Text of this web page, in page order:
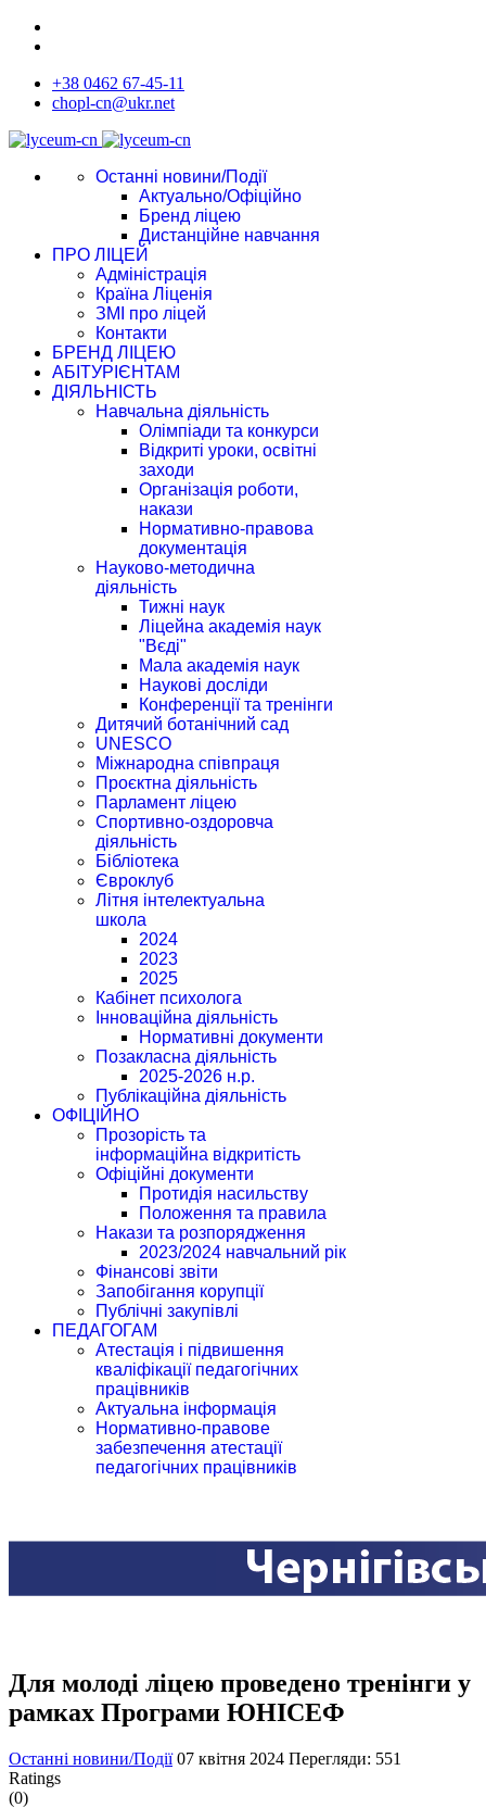
+38 0462 67-45-11
chopl-cn@ukr.net
Останні новини/Події
Актуально/Офіційно
Бренд ліцею
Дистанційне навчання
ПРО ЛІЦЕЙ
Адміністрація
Країна Ліценія
ЗМІ про ліцей
Контакти
БРЕНД ЛІЦЕЮ
АБІТУРІЄНТАМ
ДІЯЛЬНІСТЬ
Навчальна діяльність
Олімпіади та конкурси
Відкриті уроки, освітні
заходи
Організація роботи,
накази
Нормативно-правова
документація
Науково-методична
діяльність
Тижні наук
Ліцейна академія наук
"Вєді"
Мала академія наук
Наукові досліди
Конференції та тренінги
Дитячий ботанічний сад
UNESCO
Міжнародна співпраця
Проєктна діяльність
Парламент ліцею
Спортивно-оздоровча
діяльність
Бібліотека
Євроклуб
Літня інтелектуальна
школа
2024
2023
2025
Кабінет психолога
Інноваційна діяльність
Нормативні документи
Позакласна діяльність
2025-2026 н.р.
Публікаційна діяльність
ОФІЦІЙНО
Прозорість та
інформаційна відкритість
Офіційні документи
Протидія насильству
Положення та правила
Накази та розпорядження
2023/2024 навчальний рік
Фінансові звіти
Запобігання корупції
Публічні закупівлі
ПЕДАГОГАМ
Атестація і підвишення
кваліфікації педагогічних
працівників
Актуальна інформація
Нормативно-правове
забезпечення атестації
педагогічних працівників
Для молоді ліцею проведено тренінги у
рамках Програми ЮНІСЕФ
Останні новини/Події 07 квітня 2024 Перегляди: 551
Ratings
(0)